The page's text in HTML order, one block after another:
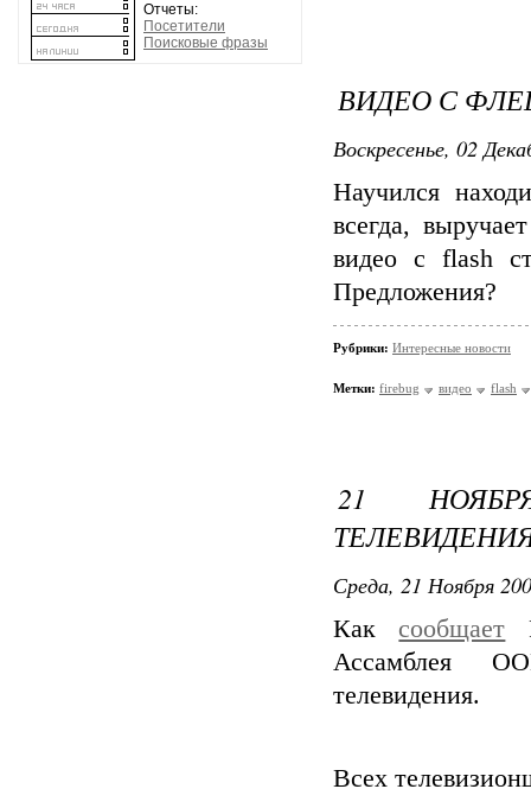
Отчеты:
Посетители
Поисковые фразы
ВИДЕО С
Воскресенье, 02
Научился
всегда,
видео с flash
Предложения?
Рубрики: Интересные новости
Метки: firebug видео flash
21
Среда, 21 Ноября
Как сообщает
Ассамблея
телевидения.
Всех